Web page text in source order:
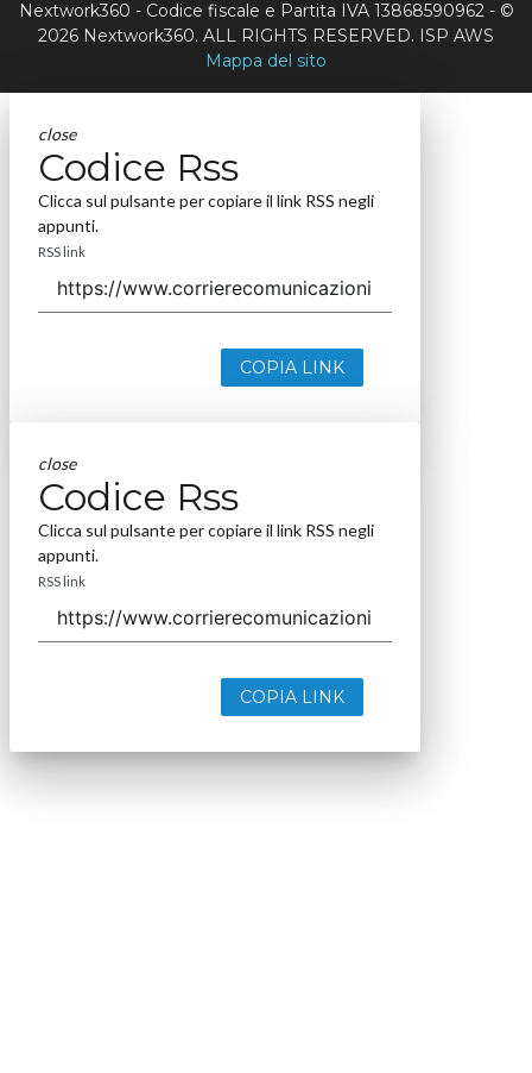
Nextwork360 - Codice fiscale e Partita IVA 13868590962 - ©
2026 Nextwork360. ALL RIGHTS RESERVED. ISP AWS
Mappa del sito
close
Codice Rss
Clicca sul pulsante per copiare il link RSS negli
appunti.
RSS link
COPIA LINK
close
Codice Rss
Clicca sul pulsante per copiare il link RSS negli
appunti.
RSS link
COPIA LINK